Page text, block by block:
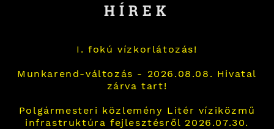
HÍREK
I. fokú vízkorlátozás!
Munkarend-változás - 2026.08.08. Hivatal
zárva tart!
Polgármesteri közlemény Litér víziközmű
infrastruktúra fejlesztésről 2026.07.30.